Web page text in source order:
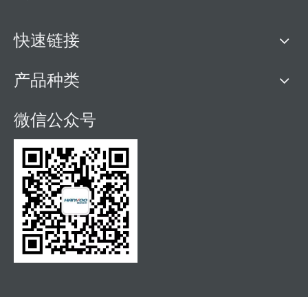
快速链接
产品种类
微信公众号